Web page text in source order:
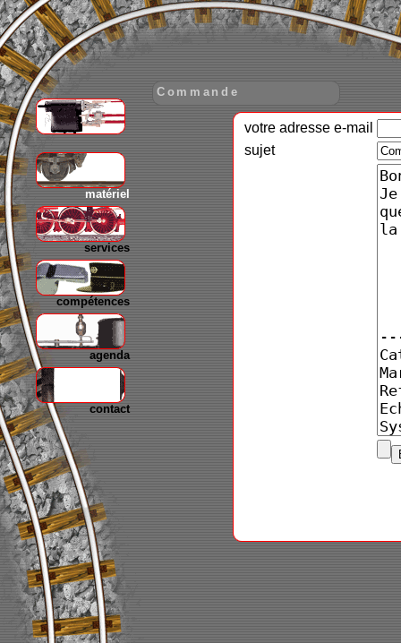
matériel
services
compétences
agenda
contact
Commande
votre adresse e-mail
sujet